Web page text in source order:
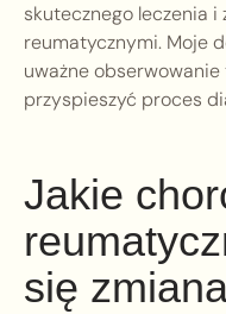
skutecznego leczenia i
reumatycznymi. Moje
uważne
przyspieszyć proces
Jakie
się